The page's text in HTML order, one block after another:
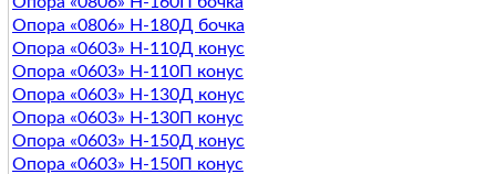
Опора «0806» Н-180Д бочка
Опора «0603» Н-110Д конус
Опора «0603» Н-110П конус
Опора «0603» Н-130Д конус
Опора «0603» Н-130П конус
Опора «0603» Н-150Д конус
Опора «0603» Н-150П конус